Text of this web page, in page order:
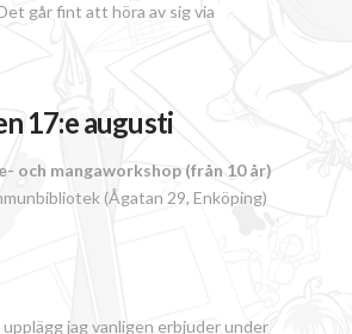
går fint att höra av sig via
17:e augusti
och mangaworkshop (från 10 år)
(Ågatan 29, Enköping)
upplägg jag vanligen erbjuder under